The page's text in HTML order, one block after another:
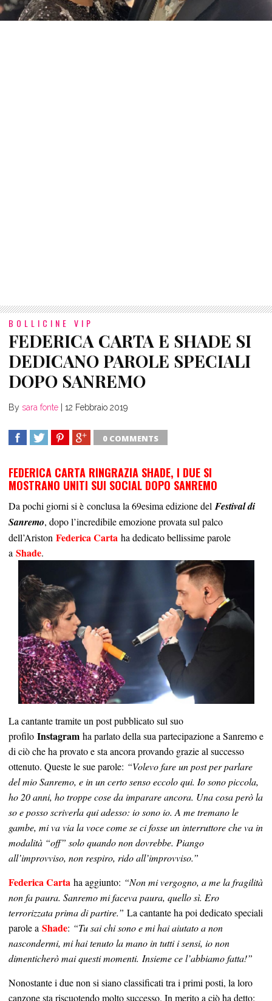
BOLLICINE VIP
FEDERICA CARTA E SHADE SI
DEDICANO PAROLE SPECIALI
DOPO SANREMO
By sara fonte 12 Febbraio 2019
0 COMMENTS
FEDERICA CARTA RINGRAZIA SHADE, I DUE SI
MOSTRANO UNITI SUI SOCIAL DOPO SANREMO
Da pochi giorni si è conclusa la 69esima edizione del Festival di
Sanremo, dopo l’incredibile emozione provata sul palco
dell’Ariston Federica Carta ha dedicato bellissime parole
a Shade.
La cantante tramite un post pubblicato sul suo
profilo Instagram ha parlato della sua partecipazione a Sanremo e
di ciò che ha provato e sta ancora provando grazie al successo
ottenuto. Queste le sue parole: “Volevo fare un post per parlare
del mio Sanremo, e in un certo senso eccolo qui. Io sono piccola,
ho 20 anni, ho troppe cose da imparare ancora. Una cosa però la
so e posso scriverla qui adesso: io sono io. A me tremano le
gambe, mi va via la voce come se ci fosse un interruttore che va in
modalità “off” solo quando non dovrebbe. Piango
all’improvviso, non respiro, rido all’improvviso.”
Federica Carta ha aggiunto: “Non mi vergogno, a me la fragilità
non fa paura. Sanremo mi faceva paura, quello sì. Ero
terrorizzata prima di partire.” La cantante ha poi dedicato speciali
parole a Shade: “Tu sai chi sono e mi hai aiutato a non
nascondermi, mi hai tenuto la mano in tutti i sensi, io non
dimenticherò mai questi momenti. Insieme ce l’abbiamo fatta!”
Nonostante i due non si siano classificati tra i primi posti, la loro
canzone sta riscuotendo molto successo. In merito a ciò ha detto: